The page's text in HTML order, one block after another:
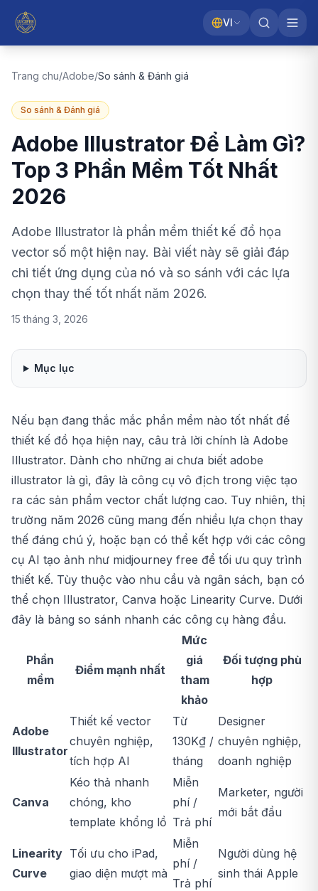
VI
Trang chu/Adobe/So sánh & Đánh giá
So sánh & Đánh giá
Adobe Illustrator Để Làm Gì?
Top 3 Phần Mềm Tốt Nhất
2026
Adobe Illustrator là phần mềm thiết kế đồ họa
vector số một hiện nay. Bài viết này sẽ giải đáp
chi tiết ứng dụng của nó và so sánh với các lựa
chọn thay thế tốt nhất năm 2026.
15 tháng 3, 2026
Mục lục
Nếu bạn đang thắc mắc phần mềm nào tốt nhất để
thiết kế đồ họa hiện nay, câu trả lời chính là Adobe
Illustrator. Dành cho những ai chưa biết adobe
illustrator là gì, đây là công cụ vô địch trong việc tạo
ra các sản phẩm vector chất lượng cao. Tuy nhiên, thị
trường năm 2026 cũng mang đến nhiều lựa chọn thay
thế đáng chú ý, hoặc bạn có thể kết hợp với các công
cụ AI tạo ảnh như midjourney free để tối ưu quy trình
thiết kế. Tùy thuộc vào nhu cầu và ngân sách, bạn có
thể chọn Illustrator, Canva hoặc Linearity Curve. Dưới
đây là bảng so sánh nhanh các công cụ hàng đầu.
Phần
mềm
Điểm mạnh nhất
Mức
giá
tham
khảo
Đối tượng phù
hợp
Adobe
Illustrator
Thiết kế vector
chuyên nghiệp,
tích hợp AI
Từ
130K₫ /
tháng
Designer
chuyên nghiệp,
doanh nghiệp
Canva
Kéo thả nhanh
chóng, kho
template khổng lồ
Miễn
phí /
Trả phí
Marketer, người
mới bắt đầu
Linearity
Curve
Tối ưu cho iPad,
giao diện mượt mà
Miễn
phí /
Trả phí
Người dùng hệ
sinh thái Apple